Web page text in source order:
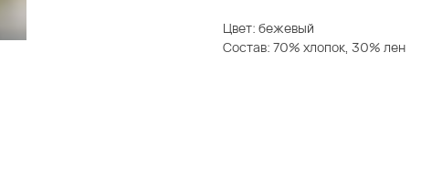
Цвет: бежевый
Состав: 70% хлопок, 30% лен